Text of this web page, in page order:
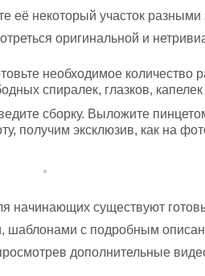
её некоторый участок
оригинальной и
необходимое количество
спиралек, глазков,
сборку. Выложите
получим эксклюзив, как на
начинающих существуют
шаблонами с подробным
дополнительные